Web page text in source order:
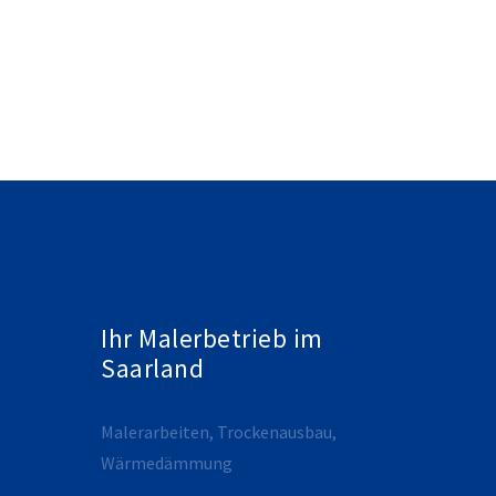
Ihr Malerbetrieb im
Saarland
Malerarbeiten, Trockenausbau,
Wärmedämmung